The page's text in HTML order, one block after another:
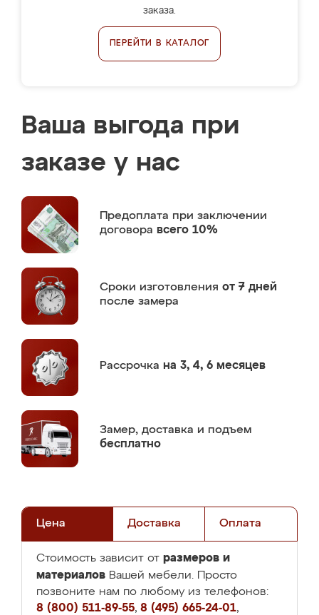
заказа.
ПЕРЕЙТИ В КАТАЛОГ
Ваша выгода при
заказе у нас
Предоплата при заключении
договора всего 10%
Сроки изготовления от 7 дней
после замера
Рассрочка на 3, 4, 6 месяцев
Замер, доставка и подъем
бесплатно
Цена Доставка Оплата
Стоимость зависит от размеров и
материалов Вашей мебели. Просто
позвоните нам по любому из телефонов:
8 (800) 511-89-55, 8 (495) 665-24-01,